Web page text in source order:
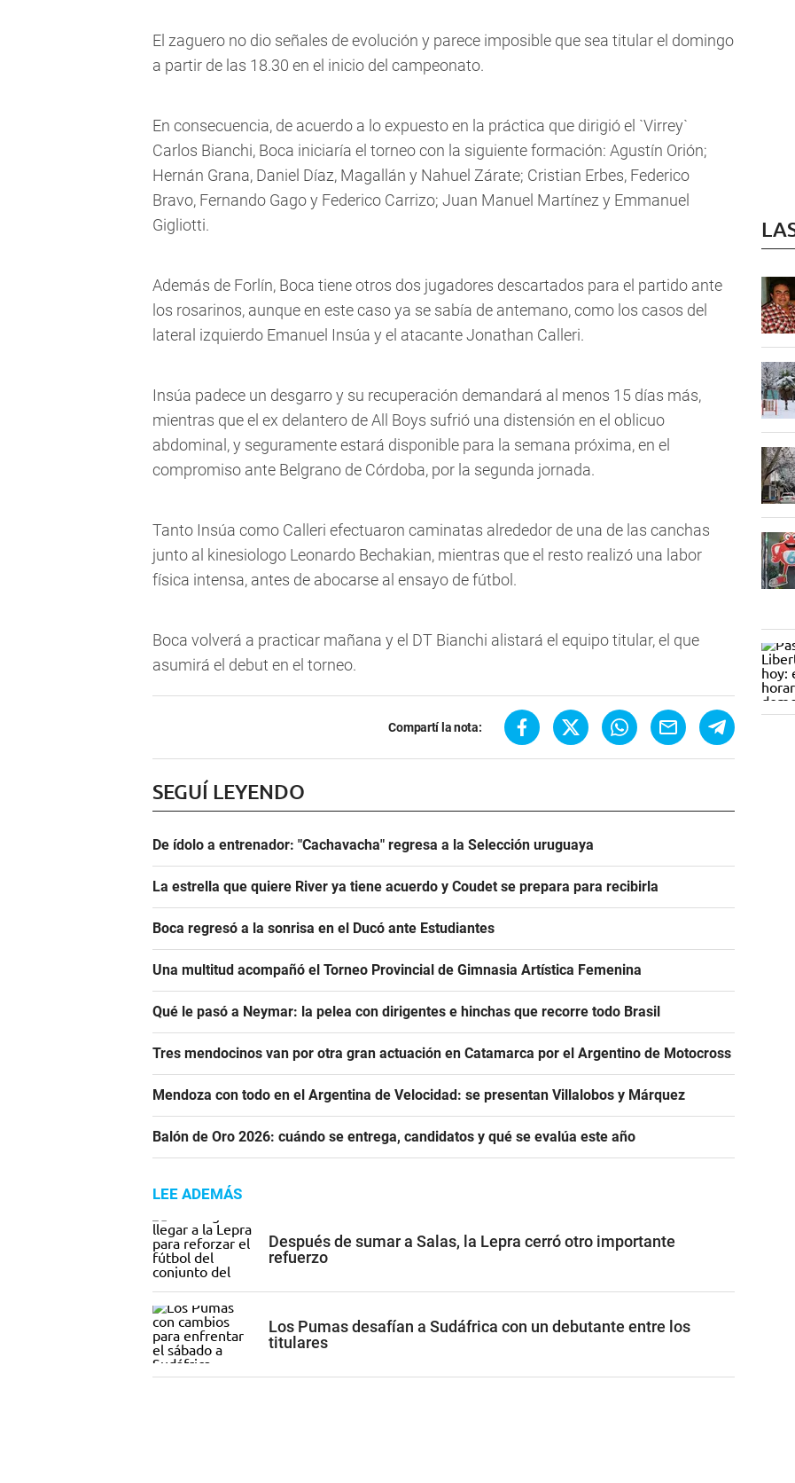
El zaguero no dio señales de evolución y parece imposible que sea titular el domingo
a partir de las 18.30 en el inicio del campeonato.
En consecuencia, de acuerdo a lo expuesto en la práctica que dirigió el `Virrey`
Carlos Bianchi, Boca iniciaría el torneo con la siguiente formación: Agustín Orión;
Hernán Grana, Daniel Díaz, Magallán y Nahuel Zárate; Cristian Erbes, Federico
Bravo, Fernando Gago y Federico Carrizo; Juan Manuel Martínez y Emmanuel
Gigliotti.
Además de Forlín, Boca tiene otros dos jugadores descartados para el partido ante
los rosarinos, aunque en este caso ya se sabía de antemano, como los casos del
lateral izquierdo Emanuel Insúa y el atacante Jonathan Calleri.
Insúa padece un desgarro y su recuperación demandará al menos 15 días más,
mientras que el ex delantero de All Boys sufrió una distensión en el oblicuo
abdominal, y seguramente estará disponible para la semana próxima, en el
compromiso ante Belgrano de Córdoba, por la segunda jornada.
Tanto Insúa como Calleri efectuaron caminatas alrededor de una de las canchas
junto al kinesiologo Leonardo Bechakian, mientras que el resto realizó una labor
física intensa, antes de abocarse al ensayo de fútbol.
Boca volverá a practicar mañana y el DT Bianchi alistará el equipo titular, el que
asumirá el debut en el torneo.
Compartí la nota:
SEGUÍ LEYENDO
De ídolo a entrenador: "Cachavacha" regresa a la Selección uruguaya
La estrella que quiere River ya tiene acuerdo y Coudet se prepara para recibirla
Boca regresó a la sonrisa en el Ducó ante Estudiantes
Una multitud acompañó el Torneo Provincial de Gimnasia Artística Femenina
Qué le pasó a Neymar: la pelea con dirigentes e hinchas que recorre todo Brasil
Tres mendocinos van por otra gran actuación en Catamarca por el Argentino de Motocross
Mendoza con todo en el Argentina de Velocidad: se presentan Villalobos y Márquez
Balón de Oro 2026: cuándo se entrega, candidatos y qué se evalúa este año
LEE ADEMÁS
Después de sumar a Salas, la Lepra cerró otro importante
refuerzo
Los Pumas desafían a Sudáfrica con un debutante entre los
titulares